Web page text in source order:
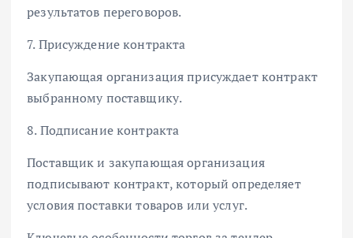
результатов переговоров.
7. Присуждение контракта
Закупающая организация присуждает контракт
выбранному поставщику.
8. Подписание контракта
Поставщик и закупающая организация
подписывают контракт, который определяет
условия поставки товаров или услуг.